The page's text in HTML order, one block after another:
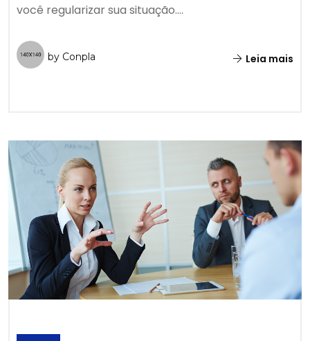
você regularizar sua situação....
by Conpla Leia mais